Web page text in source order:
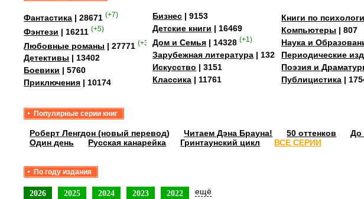
Фантастика | 28671 (+7)
Фэнтези | 16211 (+5)
Любовные романы | 27771 (+35)
Детективы | 13402
Боевики | 5760
Приключения | 10174
Бизнес | 9153
Детские книги | 16469
Дом и Семья | 14328 (+1)
Зарубежная литература | 13288
Искусство | 3151
Классика | 11761
Книги по
Компьютеры | 807
Наука и
Периодические
Поэзия и
Публицистика |
Популярные серии книг
Роберт Ленгдон (новый перевод) Читаем Дэна Брауна! 50 оттенков До
Один день
Русская канарейка Гринтаунский цикл ВСЕ СЕРИИ
По году издания
2026 2025 2024 2023 2022 ещё